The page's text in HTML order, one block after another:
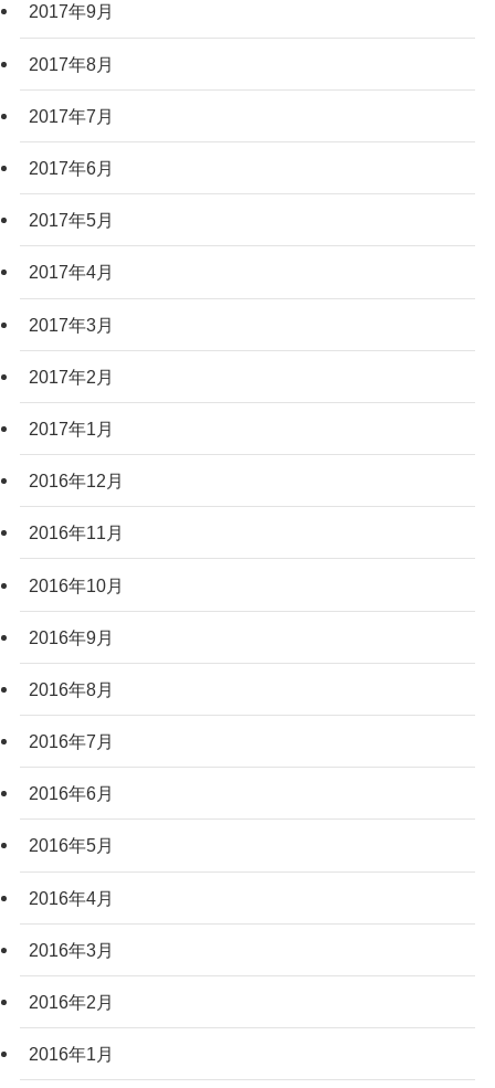
2017年9月
2017年8月
2017年7月
2017年6月
2017年5月
2017年4月
2017年3月
2017年2月
2017年1月
2016年12月
2016年11月
2016年10月
2016年9月
2016年8月
2016年7月
2016年6月
2016年5月
2016年4月
2016年3月
2016年2月
2016年1月